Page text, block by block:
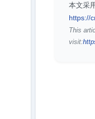
本文采
https://
This
visit: